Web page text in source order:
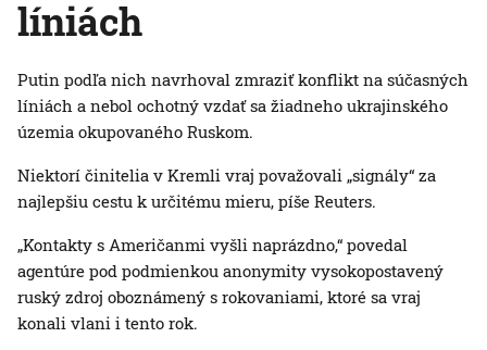
líniách
Putin podľa nich navrhoval zmraziť konflikt na súčasných
líniách a nebol ochotný vzdať sa žiadneho ukrajinského
územia okupovaného Ruskom.
Niektorí činitelia v Kremli vraj považovali „signály“ za
najlepšiu cestu k určitému mieru, píše Reuters.
„Kontakty s Američanmi vyšli naprázdno,“ povedal
agentúre pod podmienkou anonymity vysokopostavený
ruský zdroj oboznámený s rokovaniami, ktoré sa vraj
konali vlani i tento rok.